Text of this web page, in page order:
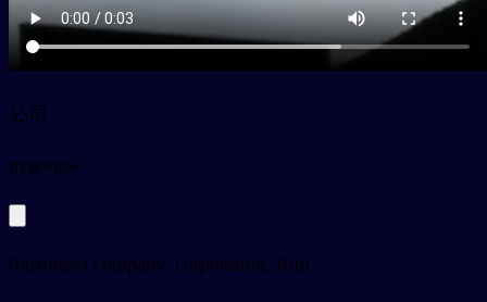
公司
pygōngsī
(business) company, corporation, firm